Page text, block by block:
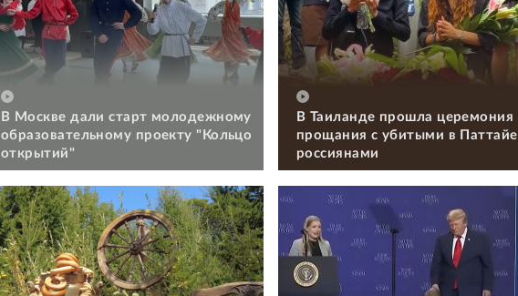
В Москве дали старт молодежному
образовательному проекту "Кольцо
открытий"
В Таиланде прошла церемония
прощания с убитыми в Паттайе
россиянами